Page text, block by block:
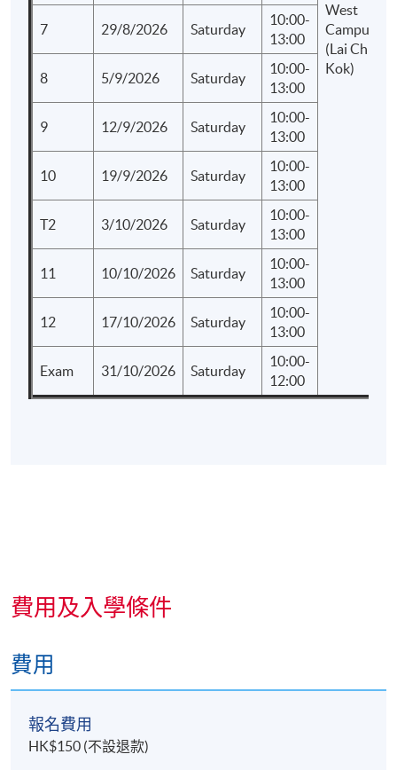
West
Campus
(Lai Chi
Kok)
7 29/8/2026 Saturday
10:00-
13:00
8 5/9/2026 Saturday
10:00-
13:00
9 12/9/2026 Saturday
10:00-
13:00
10 19/9/2026 Saturday
10:00-
13:00
T2 3/10/2026 Saturday
10:00-
13:00
11 10/10/2026 Saturday
10:00-
13:00
12 17/10/2026 Saturday
10:00-
13:00
Exam 31/10/2026 Saturday
10:00-
12:00
費用及入學條件
費用
報名費用
HK$150 (不設退款)